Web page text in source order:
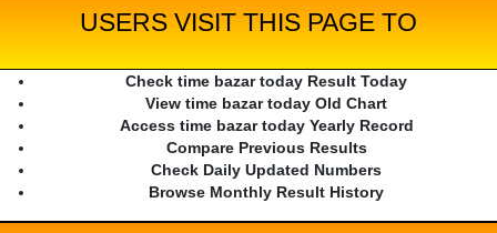
USERS VISIT THIS PAGE TO
Check time bazar today Result Today
View time bazar today Old Chart
Access time bazar today Yearly Record
Compare Previous Results
Check Daily Updated Numbers
Browse Monthly Result History